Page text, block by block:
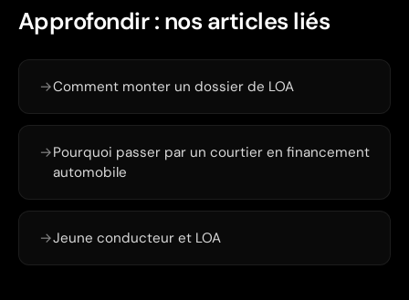
Approfondir : nos articles liés
→Comment monter un dossier de LOA
→Pourquoi passer par un courtier en financement
automobile
→Jeune conducteur et LOA